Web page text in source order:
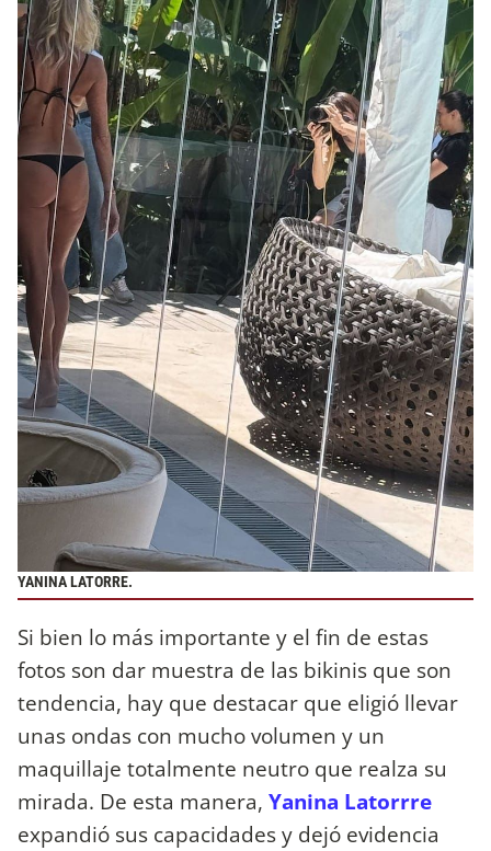
YANINA LATORRE.
Si bien lo más importante y el fin de estas
fotos son dar muestra de las bikinis que son
tendencia, hay que destacar que eligió llevar
unas ondas con mucho volumen y un
maquillaje totalmente neutro que realza su
mirada. De esta manera, Yanina Latorrre
expandió sus capacidades y dejó evidencia